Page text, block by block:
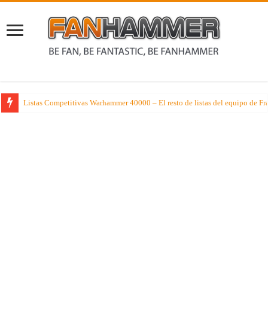
Listas Competitivas Warhammer 40000 – El resto de listas del equipo de